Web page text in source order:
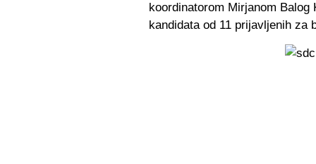
koordinatorom Mirjanom
kandidata od 11 prijavljenih za